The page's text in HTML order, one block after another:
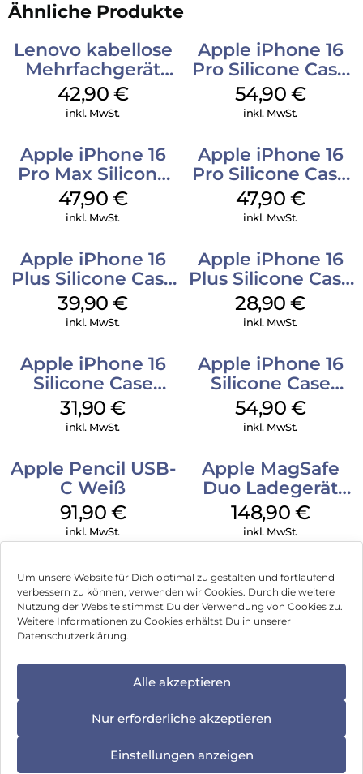
Um unsere Website für Dich optimal zu gestalten und fortlaufend
verbessern zu können, verwenden wir Cookies. Durch die weitere
Nutzung der Website stimmst Du der Verwendung von Cookies zu.
Weitere Informationen zu Cookies erhältst Du in unserer
Datenschutzerklärung.
Alle akzeptieren
Nur erforderliche akzeptieren
Einstellungen anzeigen
Ähnliche Produkte
Lenovo kabellose
Mehrfachgerät
Luna Grey
42,90 €
inkl. MwSt.
Apple iPhone 16
Pro Silicone Case
MagSafe Black
54,90 €
inkl. MwSt.
Apple iPhone 16
Pro Max Silicone
Case MagSafe
Black
47,90 €
inkl. MwSt.
Apple iPhone 16
Pro Silicone Case
MagSafe Denim
47,90 €
inkl. MwSt.
Apple iPhone 16
Plus Silicone Case
MagSafe Plum
39,90€
inkl. MwSt.
Apple iPhone 16
Plus Silicone Case
MagSafe Black
28,90€
inkl. MwSt.
Apple iPhone 16
Silicone Case
MagSafe Fuchsia
31,90€
inkl. MwSt.
Apple iPhone 16
Silicone Case
MagSafe Black
54,90 €
inkl. MwSt.
Apple Pencil USB-
C Weiß
91,90 €
inkl. MwSt.
Apple MagSafe
Duo Ladegerät
Weiß
148,90 €
inkl. MwSt.
Impressum
Hinweis zur Batterieentsorgung
Newsletter
Können wir Dir behilflich sein?